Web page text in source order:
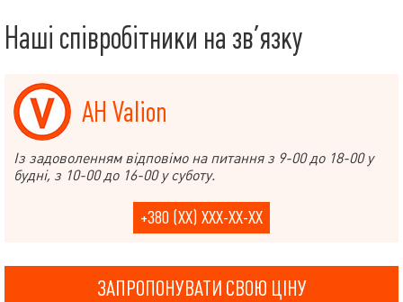
Наші співробітники на зв’язку
АН Valion
Із задоволенням відповімо на питання з 9-00 до 18-00 у
будні, з 10-00 до 16-00 у суботу.
+380 (XX) XXX-XX-XX
ЗАПРОПОНУВАТИ СВОЮ ЦІНУ